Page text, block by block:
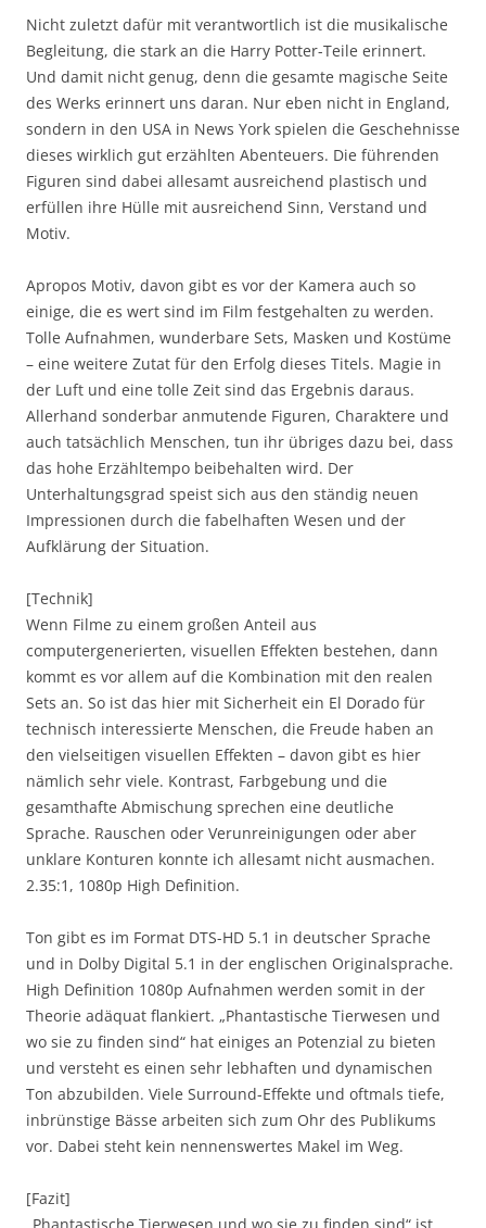
Nicht zuletzt dafür mit verantwortlich ist die musikalische
Begleitung, die stark an die Harry Potter-Teile erinnert.
Und damit nicht genug, denn die gesamte magische Seite
des Werks erinnert uns daran. Nur eben nicht in England,
sondern in den USA in News York spielen die Geschehnisse
dieses wirklich gut erzählten Abenteuers. Die führenden
Figuren sind dabei allesamt ausreichend plastisch und
erfüllen ihre Hülle mit ausreichend Sinn, Verstand und
Motiv.
Apropos Motiv, davon gibt es vor der Kamera auch so
einige, die es wert sind im Film festgehalten zu werden.
Tolle Aufnahmen, wunderbare Sets, Masken und Kostüme
– eine weitere Zutat für den Erfolg dieses Titels. Magie in
der Luft und eine tolle Zeit sind das Ergebnis daraus.
Allerhand sonderbar anmutende Figuren, Charaktere und
auch tatsächlich Menschen, tun ihr übriges dazu bei, dass
das hohe Erzähltempo beibehalten wird. Der
Unterhaltungsgrad speist sich aus den ständig neuen
Impressionen durch die fabelhaften Wesen und der
Aufklärung der Situation.
[Technik]
Wenn Filme zu einem großen Anteil aus
computergenerierten, visuellen Effekten bestehen, dann
kommt es vor allem auf die Kombination mit den realen
Sets an. So ist das hier mit Sicherheit ein El Dorado für
technisch interessierte Menschen, die Freude haben an
den vielseitigen visuellen Effekten – davon gibt es hier
nämlich sehr viele. Kontrast, Farbgebung und die
gesamthafte Abmischung sprechen eine deutliche
Sprache. Rauschen oder Verunreinigungen oder aber
unklare Konturen konnte ich allesamt nicht ausmachen.
2.35:1, 1080p High Definition.
Ton gibt es im Format DTS-HD 5.1 in deutscher Sprache
und in Dolby Digital 5.1 in der englischen Originalsprache.
High Definition 1080p Aufnahmen werden somit in der
Theorie adäquat flankiert. „Phantastische Tierwesen und
wo sie zu finden sind“ hat einiges an Potenzial zu bieten
und versteht es einen sehr lebhaften und dynamischen
Ton abzubilden. Viele Surround-Effekte und oftmals tiefe,
inbrünstige Bässe arbeiten sich zum Ohr des Publikums
vor. Dabei steht kein nennenswertes Makel im Weg.
[Fazit]